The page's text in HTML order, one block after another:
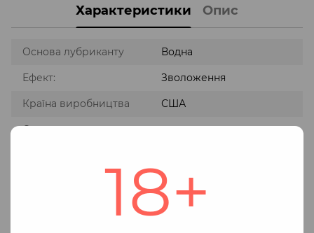
18+
Характеристики Опис
Основа лубриканту Водна
Ефект: Зволоження
Країна виробництва США
Основне призначення
Сумісний з усіма типами
іграшок